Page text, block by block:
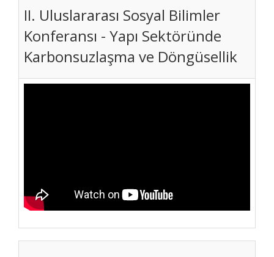
II. Uluslararası Sosyal Bilimler
Konferansı - Yapı Sektöründe
Karbonsuzlaşma ve Döngüsellik